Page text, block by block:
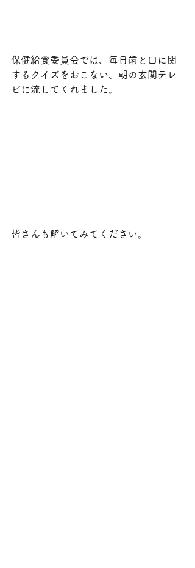
保健給食委員会では、毎日歯と口に関
するクイズをおこない、朝の玄関テレ
ビに流してくれました。
皆さんも解いてみてください。